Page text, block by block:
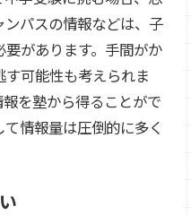
パスの情報などは、子
があります。手間がか
可能性も考えられま
を塾から得ることがで
情報量は圧倒的に多く